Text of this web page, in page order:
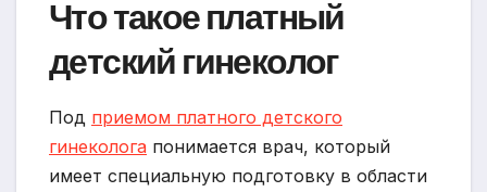
Что такое платный
детский гинеколог
Под приемом платного детского
гинеколога понимается врач, который
имеет специальную подготовку в области